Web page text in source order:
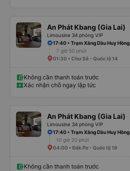
An Phát Kbang (Gia Lai)
Limousine 34 phòng VIP
17:40 • Trạm Xăng Dầu Huy Hồng
7 giờ 50 phút
01:30 • Chư Sê - Quốc lộ 14
Không cần thanh toán trước
Xác nhận chỗ ngay lập tức
An Phát Kbang (Gia Lai)
Limousine 34 phòng VIP
17:40 • Trạm Xăng Dầu Huy Hồng
10 giờ 20 phút
04:00 • Đắk Pơ - Quốc lộ 19
Không cần thanh toán trước